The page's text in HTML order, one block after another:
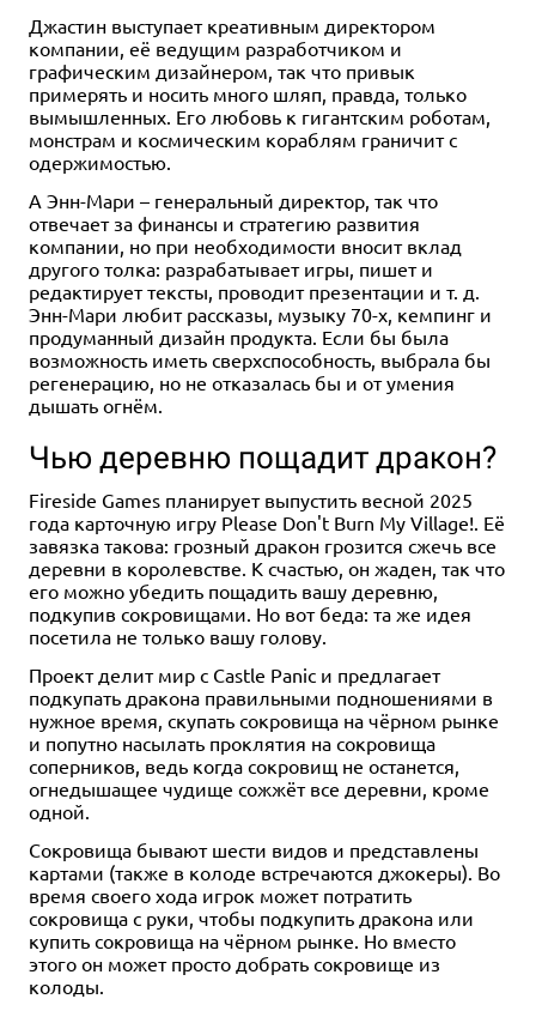
Джастин выступает креативным директором
компании, её ведущим разработчиком и
графическим дизайнером, так что привык
примерять и носить много шляп, правда, только
вымышленных. Его любовь к гигантским роботам,
монстрам и космическим кораблям граничит с
одержимостью.
А Энн-Мари – генеральный директор, так что
отвечает за финансы и стратегию развития
компании, но при необходимости вносит вклад
другого толка: разрабатывает игры, пишет и
редактирует тексты, проводит презентации и т. д.
Энн-Мари любит рассказы, музыку 70-х, кемпинг и
продуманный дизайн продукта. Если бы была
возможность иметь сверхспособность, выбрала бы
регенерацию, но не отказалась бы и от умения
дышать огнём.
Чью деревню пощадит дракон?
Fireside Games планирует выпустить весной 2025
года карточную игру Please Don't Burn My Village!. Её
завязка такова: грозный дракон грозится сжечь все
деревни в королевстве. К счастью, он жаден, так что
его можно убедить пощадить вашу деревню,
подкупив сокровищами. Но вот беда: та же идея
посетила не только вашу голову.
Проект делит мир с Castle Panic и предлагает
подкупать дракона правильными подношениями в
нужное время, скупать сокровища на чёрном рынке
и попутно насылать проклятия на сокровища
соперников, ведь когда сокровищ не останется,
огнедышащее чудище сожжёт все деревни, кроме
одной.
Сокровища бывают шести видов и представлены
картами (также в колоде встречаются джокеры). Во
время своего хода игрок может потратить
сокровища с руки, чтобы подкупить дракона или
купить сокровища на чёрном рынке. Но вместо
этого он может просто добрать сокровище из
колоды.